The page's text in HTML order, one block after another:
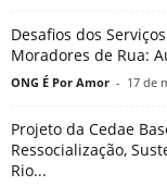
Desafios dos
Moradores de Rua:
ONG É Por Amor - 17 de
Projeto da Cedae
Ressocialização,
Rio...